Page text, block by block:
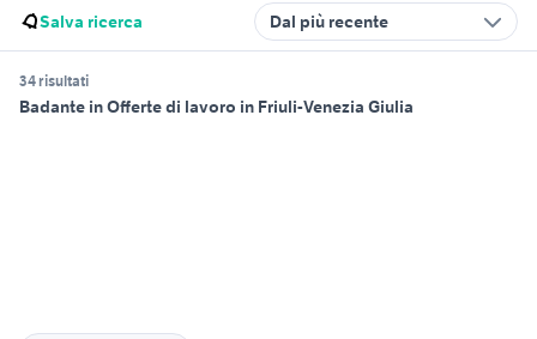
Salva ricerca Dal più recente
34 risultati
Badante in Offerte di lavoro in Friuli-Venezia Giulia